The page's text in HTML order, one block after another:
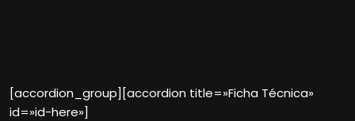
[accordion_group][accordion title=»Ficha Técnica»
id=»id-here»]